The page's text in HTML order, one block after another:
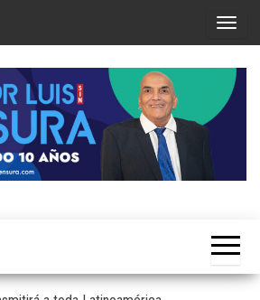
T
g
n
i
g